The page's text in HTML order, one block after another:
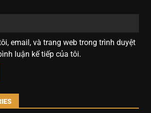
email, và trang web trong trình duyệt
luận kế tiếp của tôi.